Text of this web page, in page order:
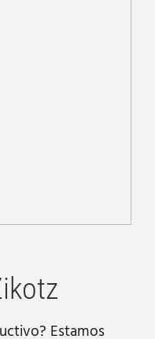
Estamos